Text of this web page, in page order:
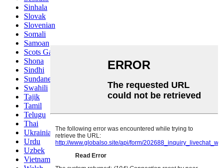
Sinhala
Slovak
Slovenian
Somali
Samoan
Scots Gaelic
Shona
Sindhi
Sundanese
Swahili
Tajik
Tamil
Telugu
Thai
Ukrainian
Urdu
Uzbek
Vietnamese